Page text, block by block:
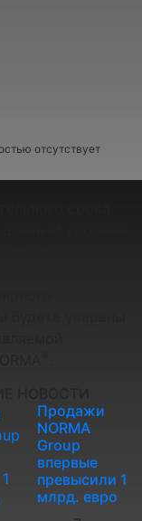
отсутствует
Продажи
NORMA
Group
впервые
превысили 1
млрд. евро